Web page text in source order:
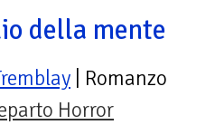
della mente
| Romanzo
Horror